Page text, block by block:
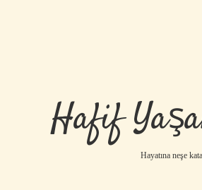
Hafif
Hayatına neşe